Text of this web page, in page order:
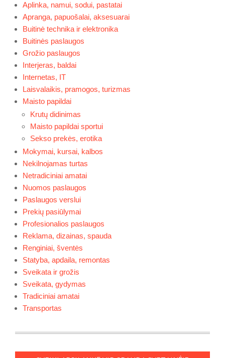
Aplinka, namui, sodui, pastatai
Apranga, papuošalai, aksesuarai
Buitinė technika ir elektronika
Buitinės paslaugos
Grožio paslaugos
Interjeras, baldai
Internetas, IT
Laisvalaikis, pramogos, turizmas
Maisto papildai
Krutų didinimas
Maisto papildai sportui
Sekso prekės, erotika
Mokymai, kursai, kalbos
Nekilnojamas turtas
Netradiciniai amatai
Nuomos paslaugos
Paslaugos verslui
Prekių pasiūlymai
Profesionalios paslaugos
Reklama, dizainas, spauda
Renginiai, šventės
Statyba, apdaila, remontas
Sveikata ir grožis
Sveikata, gydymas
Tradiciniai amatai
Transportas